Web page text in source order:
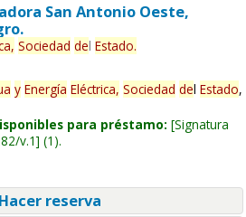
San Antonio Oeste,
Sociedad del Estado.
y Energía Eléctrica, Sociedad del Estado,
para préstamo: Signatura
v.1 (1).
reserva